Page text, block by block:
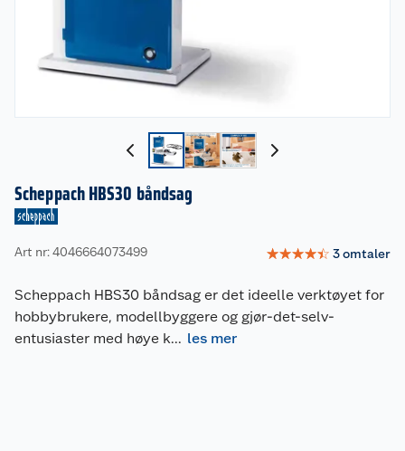
Scheppach HBS30 båndsag
Art nr: 4046664073499 ☆☆☆☆☆ 3omtaler
Scheppach HBS30 båndsag er det ideelle verktøyet for
hobbybrukere, modellbyggere og gjør-det-selv-
entusiaster med høye k... les mer